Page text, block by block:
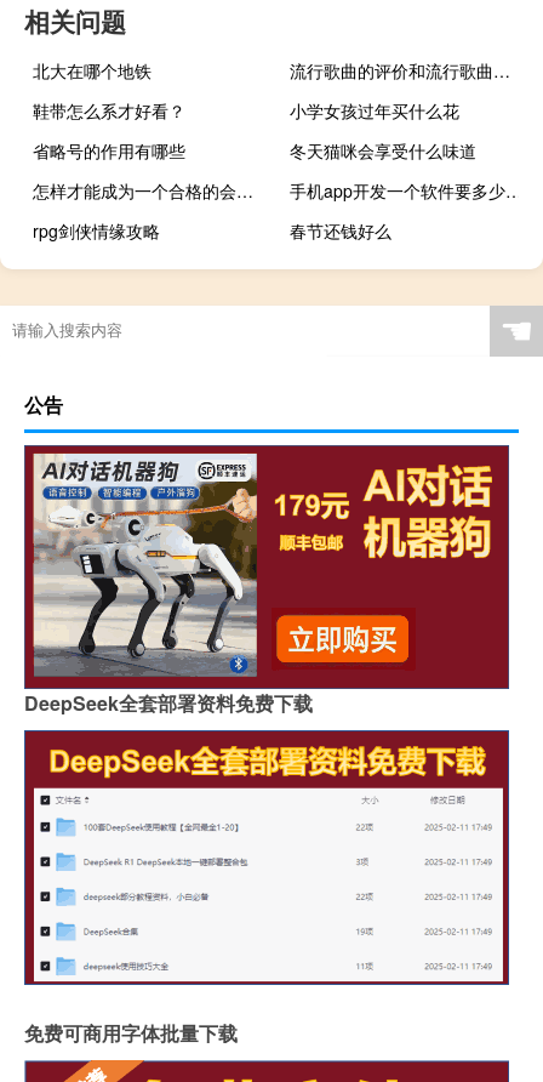
相关问题
北大在哪个地铁
流行歌曲的评价和流行歌曲的配置怎么样？
鞋带怎么系才好看？
小学女孩过年买什么花
省略号的作用有哪些
冬天猫咪会享受什么味道
怎样才能成为一个合格的会计人员
手机app开发一个软件要多少钱 app开发和制作的费用
rpg剑侠情缘攻略
春节还钱好么
☚
公告
DeepSeek全套部署资料免费下载
免费可商用字体批量下载